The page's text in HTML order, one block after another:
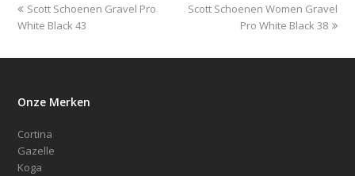
previous
post:
Scott Schoenen Gravel Pro
White Black 43
next
Scott Schoenen Women Gravel
Pro White Black 38
Onze Merken
Cortina
Gazelle
Koga